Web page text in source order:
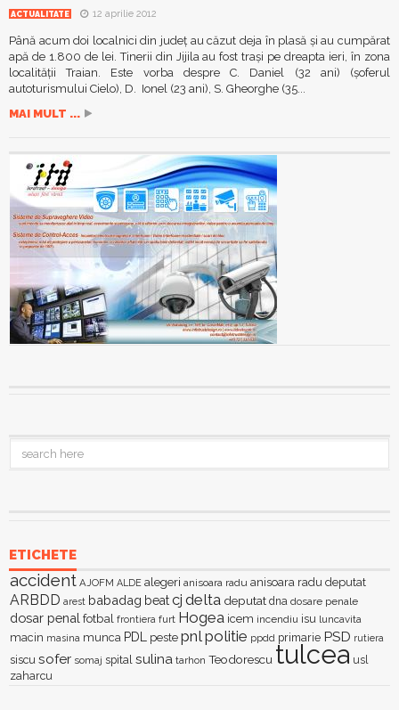
ACTUALITATE 12 aprilie 2012
Până acum doi localnici din judeţ au căzut deja în plasă şi au cumpărat
apă de 1.800 de lei. Tinerii din Jijila au fost traşi pe dreapta ieri, în zona
localităţii Traian. Este vorba despre C. Daniel (32 ani) (şoferul
autoturismului Cielo), D. Ionel (23 ani), S. Gheorghe (35...
MAI MULT ...
ETICHETE
accident AJOFM ALDE alegeri anisoara radu anisoara radu deputat
ARBDD arest babadag beatcj delta deputat dna dosare penale
dosar penal fotbal frontiera furt Hogea icem incendiu isu luncavita
macin masina munca PDL peste pnlpolitie ppdd primarie PSD rutiera
siscu sofer somaj spital sulina tarhon Teodorescu tulcea usl
zaharcu